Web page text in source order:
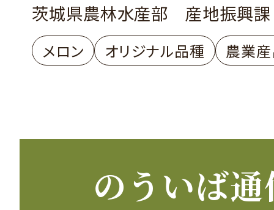
茨城県農林水産部 産地振興課
メロン オリジナル品種 農業
のういば